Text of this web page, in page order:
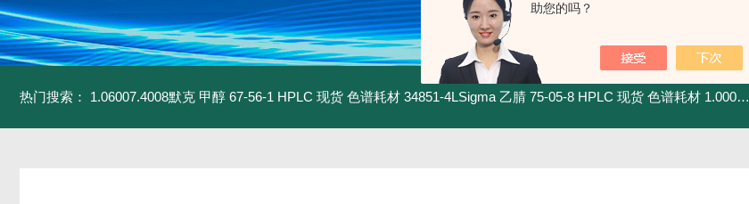
助您的吗？
热门搜索： 1.06007.4008默克 甲醇 67-56-1 HPLC 现货 色谱耗材 34851-4LSigma 乙腈 75-05-8 HPLC 现货 色谱耗材 1.00030.4008默克 乙腈 75-05-8 HPLC 现货 色谱耗材